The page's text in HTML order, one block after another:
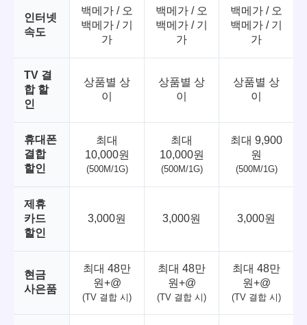
인터넷
속도
백메가 / 오
백메가 / 기
가
백메가 / 오
백메가 / 기
가
백메가 / 오
백메가 / 기
가
TV 결
합 할
인
상품별 상
이
상품별 상
이
상품별 상
이
휴대폰
결합
할인
최대
10,000원
(500M/1G)
최대
10,000원
(500M/1G)
최대 9,900
원
(500M/1G)
제휴
카드
할인
3,000원 3,000원 3,000원
현금
사은품
최대 48만
원+@
(TV 결합 시)
최대 48만
원+@
(TV 결합 시)
최대 48만
원+@
(TV 결합 시)